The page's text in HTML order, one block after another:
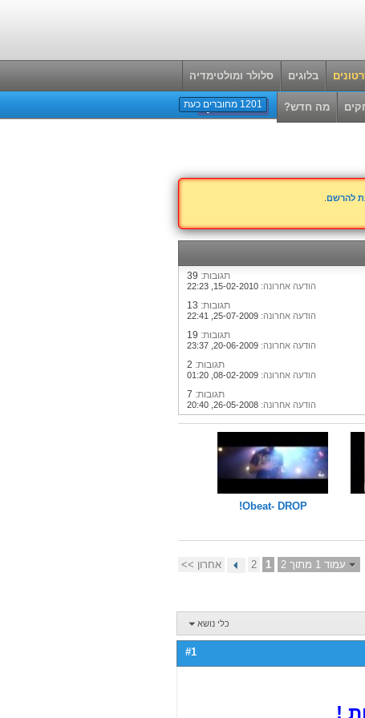
בלוגים סלולר ומולטימדיה
מה חדש? 1201 מחוברים כעת
להרשם
תגובות:
הודעה אחרונה: 22:23
תגובות:
הודעה אחרונה: 22:41
תגובות:
הודעה אחרונה: 23:37
תגובות:
הודעה אחרונה: 01:20
תגובות:
הודעה אחרונה: 20:40
Obeat- DROP!
עמוד 1 מתוך 2 1
2 אחרון >>
כלי נושא
#1
!